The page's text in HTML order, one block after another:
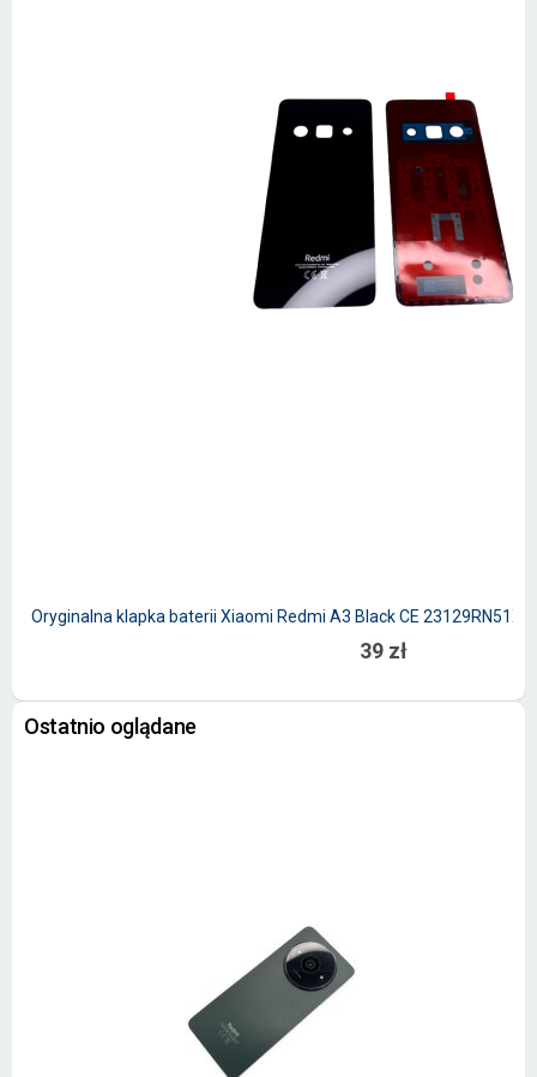
Oryginalna klapka baterii Xiaomi Redmi A3 Black CE 23129RN51X
39 zł
Ostatnio oglądane